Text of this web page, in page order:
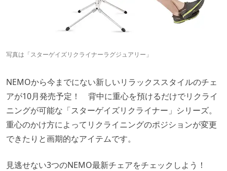
写真は「スターゲイズリクライナーラグジュアリー」
NEMOから今までにない新しいリラックススタイルのチェ
アが10月発売予定！ 背中に重心を預けるだけでリクライ
ニングが可能な「スターゲイズリクライナー」シリーズ。
重心のかけ方によってリクライニングのポジションが変更
できたりと画期的なアイテムです。
見逃せない3つのNEMO最新チェアをチェックしよう！